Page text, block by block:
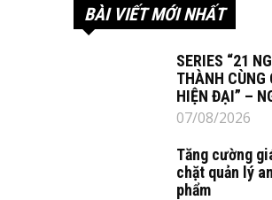
BÀI VIẾT MỚI NHẤT
SERIES “21
THÀNH CÙNG
HIỆN ĐẠI” –
07/08/2026
Tăng cường
chặt quản lý
phẩm